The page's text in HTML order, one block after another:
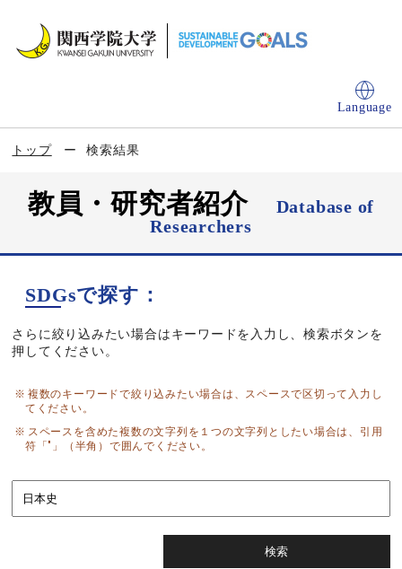
Language
トップ 検索結果
教員・研究者紹介
Database of
Researchers
SDGsで探す：
さらに絞り込みたい場合はキーワードを入力し、検索ボタンを
押してください。
複数のキーワードで絞り込みたい場合は、スペースで区切って入力し
てください。
スペースを含めた複数の文字列を１つの文字列としたい場合は、引用
符「"」（半角）で囲んでください。